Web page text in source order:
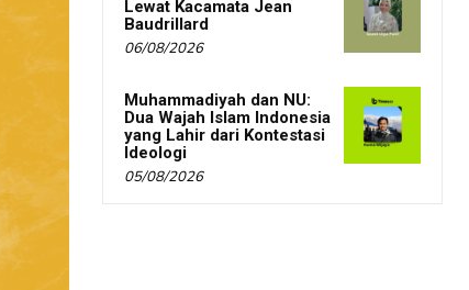
Lewat Kacamata Jean
Baudrillard
06/08/2026
Muhammadiyah dan NU:
Dua Wajah Islam Indonesia
yang Lahir dari Kontestasi
Ideologi
05/08/2026